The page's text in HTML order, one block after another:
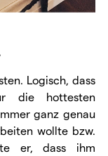
Logisch, dass
die hottesten
ganz genau
wollte bzw.
er, dass ihm